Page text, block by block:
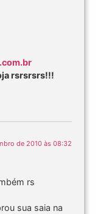
rsrsrsrs!!!
de 2010 às 08:32
rs
sua saia na